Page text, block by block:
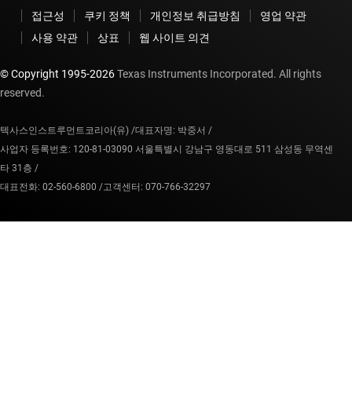
접근성 쿠키 정책 개인정보 취급방침
영업 약관
사용 약관
상표 웹 사이트 의견
© Copyright 1995-2026Texas Instruments Incorporated. All rights
reserved.
텍사스인스트루먼트코리아(유) /대표자명: 박중서 /
사업자 등록번호: 120-81-03090 서울특별시 강남구 영동대로 511 삼성동 무역센
타 31층 /
대표전화: 02-560-6800 /고객센터: 070-766-32297